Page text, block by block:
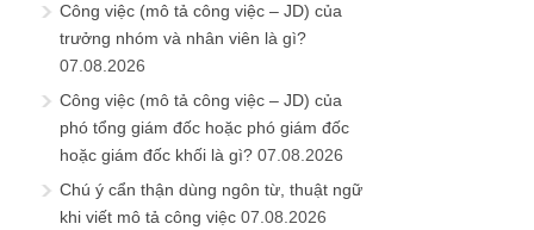
Công việc (mô tả công việc – JD) của
trưởng nhóm và nhân viên là gì?
07.08.2026
Công việc (mô tả công việc – JD) của
phó tổng giám đốc hoặc phó giám đốc
hoặc giám đốc khối là gì? 07.08.2026
Chú ý cẩn thận dùng ngôn từ, thuật ngữ
khi viết mô tả công việc 07.08.2026